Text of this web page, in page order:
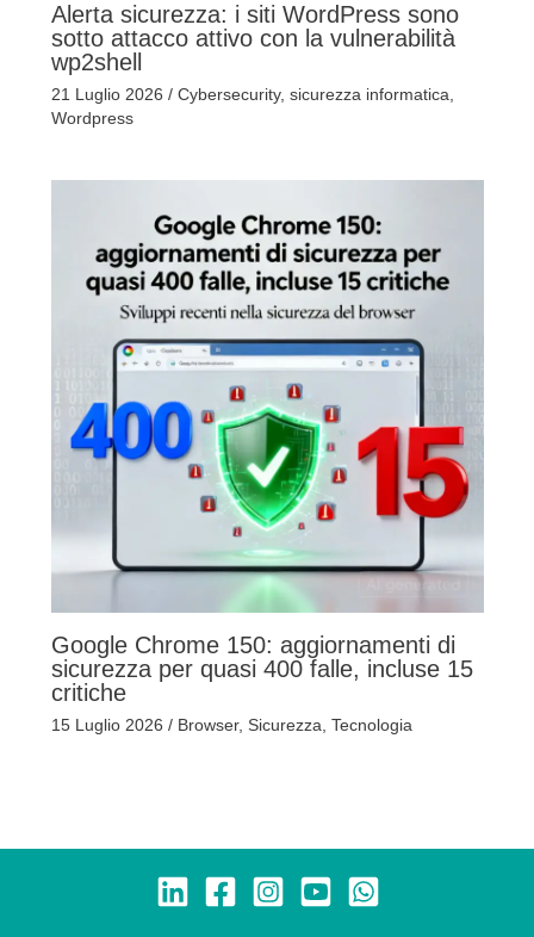
Alerta sicurezza: i siti WordPress sono
sotto attacco attivo con la vulnerabilità
wp2shell
21 Luglio 2026 / Cybersecurity, sicurezza informatica,
Wordpress
Google Chrome 150: aggiornamenti di
sicurezza per quasi 400 falle, incluse 15
critiche
15 Luglio 2026 / Browser, Sicurezza, Tecnologia